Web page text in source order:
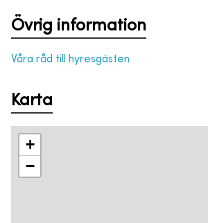
Övrig information
Våra råd till hyresgästen
Karta
+
−